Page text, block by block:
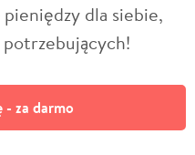
pieniędzy dla siebie,
- za darmo